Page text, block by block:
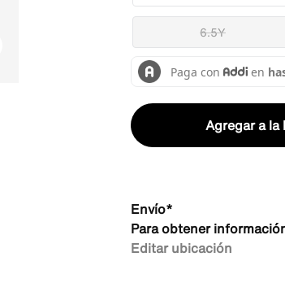
6.5Y
Agregar a la
Envío*
Para obtener
Editar ubicación